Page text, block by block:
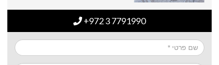
+972 3 7791990